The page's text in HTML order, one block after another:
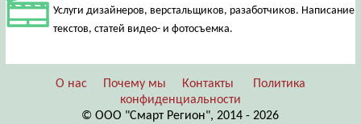
Услуги дизайнеров, верстальщиков, разаботчиков. Написание
текстов, статей видео- и фотосъемка.
О нас Почему мы Контакты
Политика
конфиденциальности
© ООО "Смарт Регион", 2014 - 2026